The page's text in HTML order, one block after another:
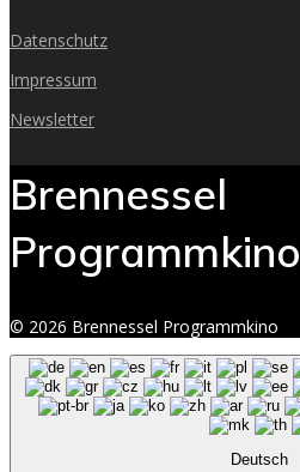
Datenschutz
Impressum
Newsletter
Brennessel
Programmkino
© 2026 Brennessel Programmkino
Deutsch